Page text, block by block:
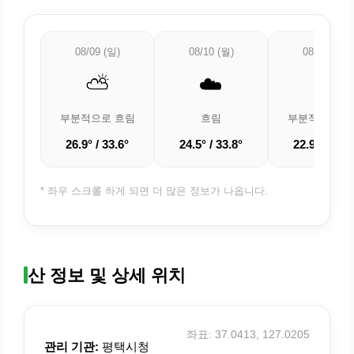
08/09 (일)
⛅
부분적으로 흐림
26.9° / 33.6°
08/10 (월)
☁️
흐림
24.5° / 33.8°
08/11 (화)
부분적으로 흐
22.9° /
* 좌우 스크롤 하게 되면 더 많은 정보가 나옵니다.
산 정보 및 상세 위치
관리 기관: 평택시청
좌표: 37.0413, 127.0205